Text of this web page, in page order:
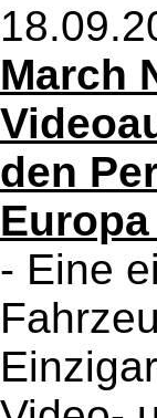
March
den
- Eine